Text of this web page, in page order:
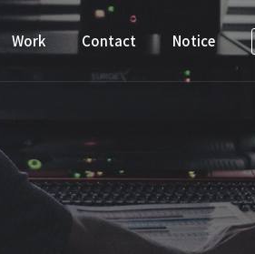
Work Contact Notice